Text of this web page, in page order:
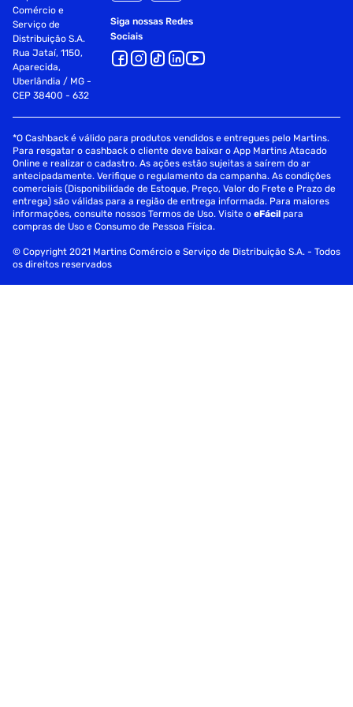
Comércio e
Serviço de
Distribuição S.A.
Rua Jataí, 1150,
Aparecida,
Uberlândia / MG -
CEP 38400 - 632
Siga nossas Redes
Sociais
*O Cashback é válido para produtos vendidos e entregues pelo Martins.
Para resgatar o cashback o cliente deve baixar o App Martins Atacado
Online e realizar o cadastro. As ações estão sujeitas a saírem do ar
antecipadamente. Verifique o regulamento da campanha. As condições
comerciais (Disponibilidade de Estoque, Preço, Valor do Frete e Prazo de
entrega) são válidas para a região de entrega informada. Para maiores
informações, consulte nossos Termos de Uso. Visite oeFácil para
compras de Uso e Consumo de Pessoa Física.
© Copyright 2021 Martins Comércio e Serviço de Distribuição S.A. - Todos
os direitos reservados